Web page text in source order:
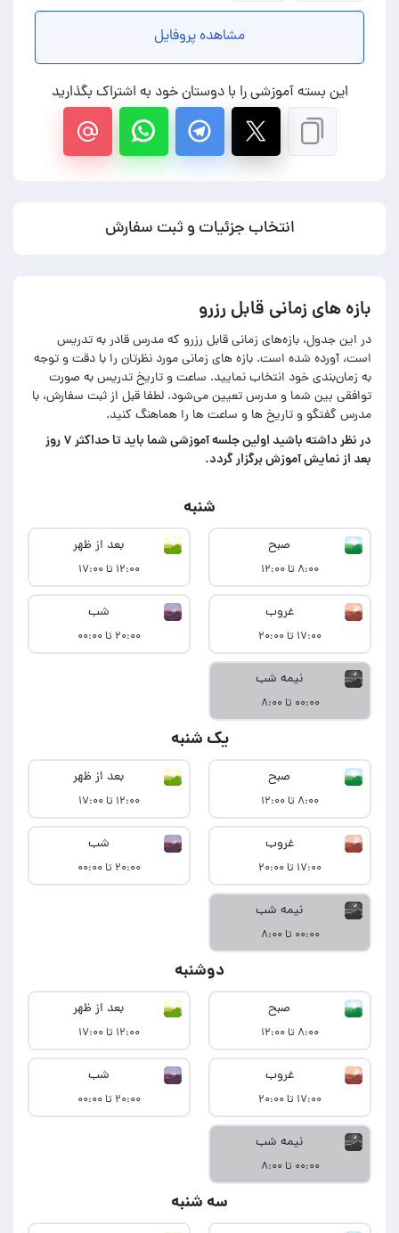
مشاهده پروفایل
این بسته آموزشی را با دوستان خود به اشتراک بگذارید
انتخاب جزئیات و ثبت سفارش
بازه های زمانی قابل رزرو
در این جدول، بازه‌های زمانی قابل رزرو که مدرس قادر به تدریس
است، آورده شده است. بازه های زمانی مورد نظرتان را با دقت و توجه
به زمان‌بندی خود انتخاب نمایید. ساعت و تاریخ تدریس به صورت
توافقی بین شما و مدرس تعیین می‌شود. لطفا قبل از ثبت سفارش، با
مدرس گفتگو و تاریخ ها و ساعت ها را هماهنگ کنید.
در‌ نظر داشته باشید اولین جلسه آموزشی شما باید تا حداکثر ۷ روز
بعد از نمایش آموزش برگزار گردد.
شنبه
صبح
۸:۰۰ تا ۱۲:۰۰
بعد از ظهر
۱۲:۰۰ تا ۱۷:۰۰
غروب
۱۷:۰۰ تا ۲۰:۰۰
شب
۲۰:۰۰ تا ۰۰:۰۰
نیمه شب
۰۰:۰۰ تا ۸:۰۰
یک شنبه
صبح
۸:۰۰ تا ۱۲:۰۰
بعد از ظهر
۱۲:۰۰ تا ۱۷:۰۰
غروب
۱۷:۰۰ تا ۲۰:۰۰
شب
۲۰:۰۰ تا ۰۰:۰۰
نیمه شب
۰۰:۰۰ تا ۸:۰۰
دوشنبه
صبح
۸:۰۰ تا ۱۲:۰۰
بعد از ظهر
۱۲:۰۰ تا ۱۷:۰۰
غروب
۱۷:۰۰ تا ۲۰:۰۰
شب
۲۰:۰۰ تا ۰۰:۰۰
نیمه شب
۰۰:۰۰ تا ۸:۰۰
سه شنبه